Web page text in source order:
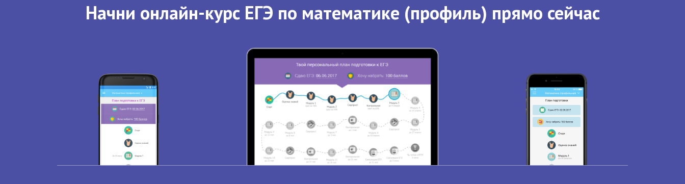
Начни онлайн-курс ЕГЭ по математике (профиль) прямо сейчас